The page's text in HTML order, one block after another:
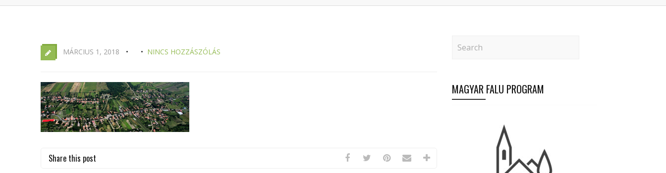
MÁRCIUS 1, 2018 NINCS HOZZÁSZÓLÁS
Share this post
MAGYAR FALU PROGRAM